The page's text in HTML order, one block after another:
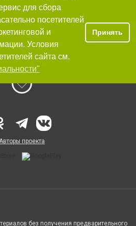
для сбора
посетителей
и
Условия
сайта см.
Принять
проекта
без получения предварительного